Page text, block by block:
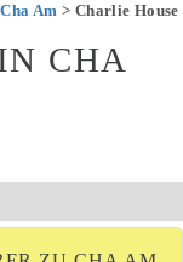
Am > Charlie House
CHA